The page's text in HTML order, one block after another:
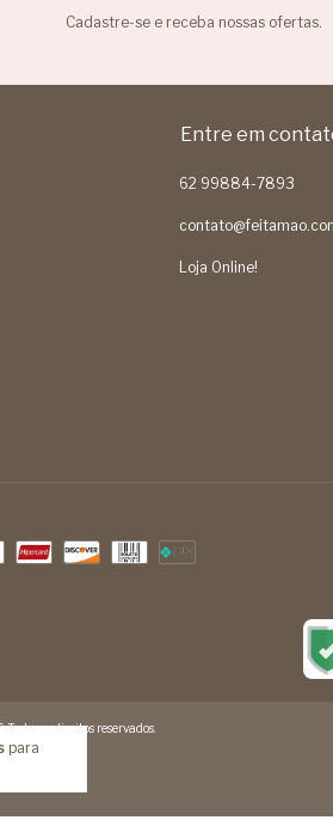
para
Cadastre-se e receba nossas ofertas.
Entre em
62 99884-7893
Loja Online!
os direitos reservados.